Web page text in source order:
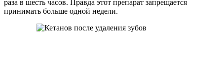
раза в шесть часов. Правда этот препарат запрещается
принимать больше одной недели.